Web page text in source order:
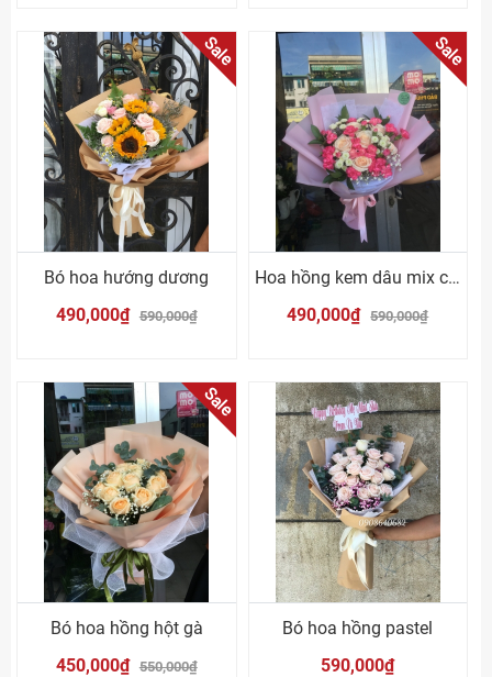
Sale
Bó hoa hướng dương
490,000₫ 590,000₫
Sale
Hoa hồng kem dâu mix cẩm chướng hồng
490,000₫ 590,000₫
Sale
Bó hoa hồng hột gà
450,000₫ 550,000₫
Bó hoa hồng pastel
590,000₫